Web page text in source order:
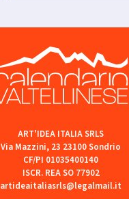
ART'IDEA ITALIA SRLS
Via Mazzini, 23 23100 Sondrio
CF/PI 01035400140
ISCR. REA SO 77902
artideaitaliasrls@legalmail.it